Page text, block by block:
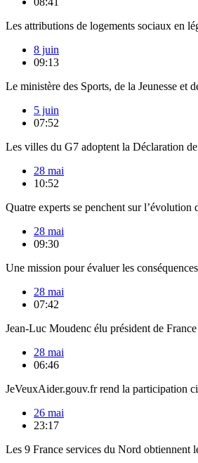
Les attributions de logements sociaux en
8 juin
09:13
Le ministère des Sports, de la Jeunesse et
5 juin
07:52
Les villes du G7 adoptent la Déclaration
28 mai
10:52
Quatre experts se penchent sur l’évolution
28 mai
09:30
Une mission pour évaluer les
28 mai
07:42
Jean-Luc Moudenc élu président de
28 mai
06:46
JeVeuxAider.gouv.fr rend la participation
26 mai
23:17
Les 9 France services du Nord obtiennent